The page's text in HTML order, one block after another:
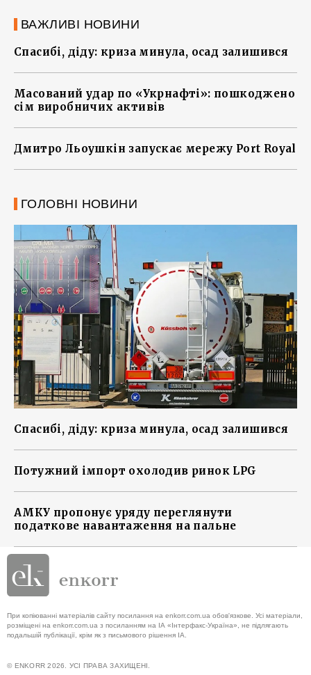
ВАЖЛИВІ НОВИНИ
Спасибі, діду: криза минула, осад залишився
Масований удар по «Укрнафті»: пошкоджено
сім виробничих активів
Дмитро Льоушкін запускає мережу Port Royal
ГОЛОВНІ НОВИНИ
Спасибі, діду: криза минула, осад залишився
Потужний імпорт охолодив ринок LPG
АМКУ пропонує уряду переглянути
податкове навантаження на пальне
При копіюванні матеріалів сайту посилання на enkorr.com.ua обов'язкове. Усі матеріали,
розміщені на enkorr.com.ua з посиланням на ІА «Інтерфакс-Україна», не підлягають
подальшій публікації, крім як з письмового рішення ІА.
© ENKORR 2026. УСІ ПРАВА ЗАХИЩЕНІ.